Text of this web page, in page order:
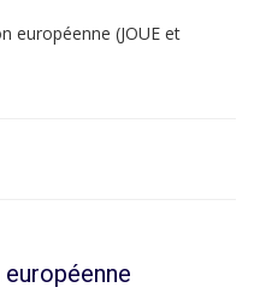
européenne (JOUE et